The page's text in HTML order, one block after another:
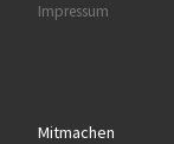
Impressum
Mitmachen